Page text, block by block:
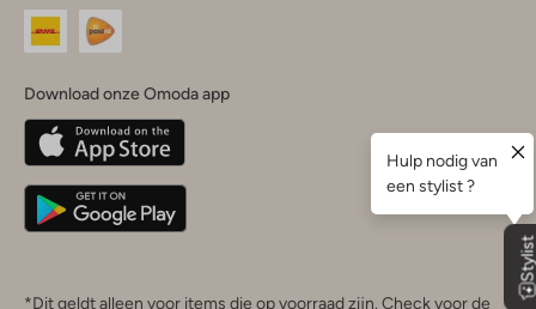
land
Nederland
Belgique(Français)
Deutschland
Download onze Omoda app
*Dit geldt alleen voor items die op voorraad zijn. Check voor de